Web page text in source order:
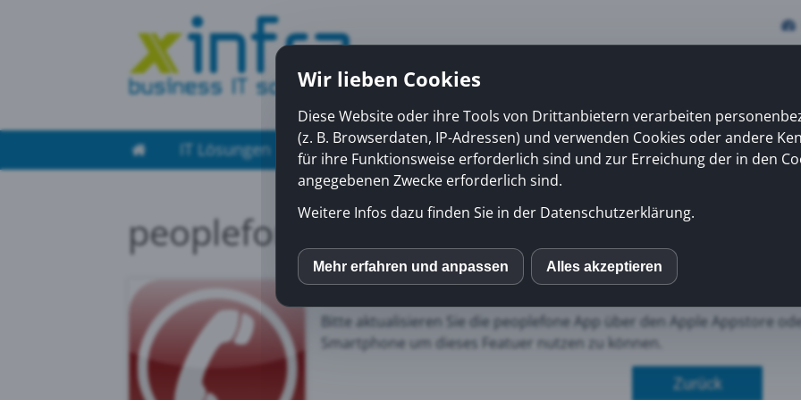
IT Lösungen Managed Services Erfolge News Kiosk Über uns
peoplefone APP - Jetzt mit Company
peoplefoneHOSTED-Kunden, welche diepeoplefone
APP im Einsatz
Telefonbuchverzeichnis zugreifen (ab Firmware 1.5).
Bitte aktualisieren Sie die peoplefone App über den Apple Appstore
Smartphone um dieses Featuer nutzen zu können.
Zurück
Wir lieben Cookies
Diese Website oder ihre Tools von Drittanbietern verarbeiten
(z. B. Browserdaten, IP-Adressen) und verwenden Cookies oder andere
für ihre Funktionsweise erforderlich sind und zur Erreichung der in den
angegebenen Zwecke erforderlich sind.
Weitere Infos dazu finden Sie in der Datenschutzerklärung.
inCMS
Matomo (Piwik)
Mehr erfahren und anpassen Alles akzeptieren